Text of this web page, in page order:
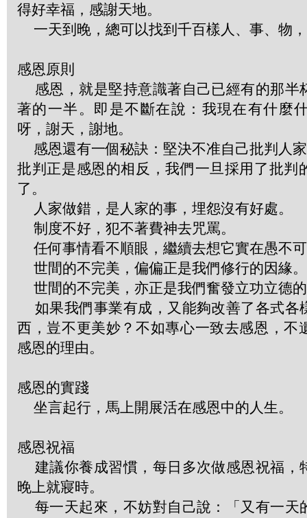
得好幸福，感謝天地。
一天到晚，總可以找到千百樣人、事、物
感恩原則
感恩，就是堅持意識著自己已經有的那半
著的一半。即是不斷在說：我現在有什麼
呀，謝天，謝地。
感恩還有一個秘訣：堅決不准自己批判人
批判正是感恩的相反，我們一旦採用了批判
了。
人家做錯，是人家的事，埋怨沒有好處。
制度不好，犯不著費神去咒罵。
任何事情看不順眼，繼續去想它實在愚不
世間的不完美，偏偏正是我們修行的因緣。
世間的不完美，亦正是我們奮發立功立德
如果我們事業有成，又能夠改善了各式各
西，豈不更美妙？不如專心一致去感恩，不
感恩的理由。
感恩的實踐
坐言起行，馬上開展活在感恩中的人生。
感恩祝福
建議你養成習慣，每日多次做感恩祝福，
晚上就寢時。
每一天起來，不妨對自己說：「又有一天